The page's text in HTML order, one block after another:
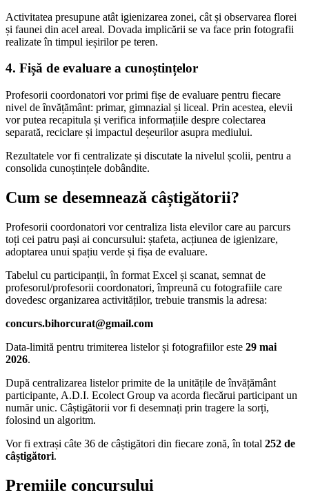
Activitatea presupune atât igienizarea zonei, cât și observarea florei
și faunei din acel areal. Dovada implicării se va face prin fotografii
realizate în timpul ieșirilor pe teren.
4. Fișă de evaluare a cunoștințelor
Profesorii coordonatori vor primi fișe de evaluare pentru fiecare
nivel de învățământ: primar, gimnazial și liceal. Prin acestea, elevii
vor putea recapitula și verifica informațiile despre colectarea
separată, reciclare și impactul deșeurilor asupra mediului.
Rezultatele vor fi centralizate și discutate la nivelul școlii, pentru a
consolida cunoștințele dobândite.
Cum se desemnează câștigătorii?
Profesorii coordonatori vor centraliza lista elevilor care au parcurs
toți cei patru pași ai concursului: ștafeta, acțiunea de igienizare,
adoptarea unui spațiu verde și fișa de evaluare.
Tabelul cu participanții, în format Excel și scanat, semnat de
profesorul/profesorii coordonatori, împreună cu fotografiile care
dovedesc organizarea activităților, trebuie transmis la adresa:
concurs.bihorcurat@gmail.com
Data-limită pentru trimiterea listelor și fotografiilor este 29 mai
2026.
După centralizarea listelor primite de la unitățile de învățământ
participante, A.D.I. Ecolect Group va acorda fiecărui participant un
număr unic. Câștigătorii vor fi desemnați prin tragere la sorți,
folosind un algoritm.
Vor fi extrași câte 36 de câștigători din fiecare zonă, în total 252 de
câștigători.
Premiile concursului